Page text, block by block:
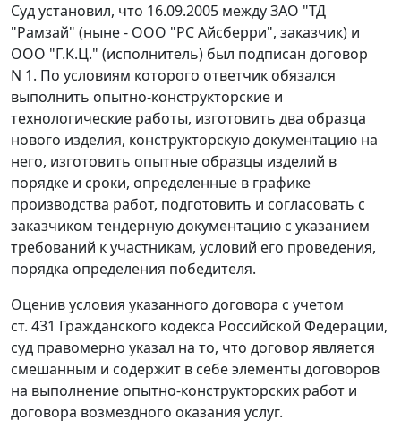
Суд установил, что 16.09.2005 между ЗАО "ТД
"Рамзай" (ныне - ООО "PC Айсберри", заказчик) и
ООО "Г.К.Ц." (исполнитель) был подписан договор
N 1. По условиям которого ответчик обязался
выполнить опытно-конструкторские и
технологические работы, изготовить два образца
нового изделия, конструкторскую документацию на
него, изготовить опытные образцы изделий в
порядке и сроки, определенные в графике
производства работ, подготовить и согласовать с
заказчиком тендерную документацию с указанием
требований к участникам, условий его проведения,
порядка определения победителя.
Оценив условия указанного договора с учетом
ст. 431 Гражданского кодекса Российской Федерации,
суд правомерно указал на то, что договор является
смешанным и содержит в себе элементы договоров
на выполнение опытно-конструкторских работ и
договора возмездного оказания услуг.